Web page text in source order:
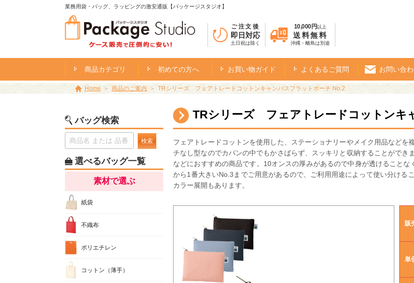
業務用袋・バッグ、ラッピングの激安通販【パッケージスタジオ】
ご注文後
即日対応
土日祝は除く
10,000円 以上
送料無料
沖縄・離島は別途
商品カテゴリ 初めての方へ お買い物ガイド よくあるご質問 お問い合
Home 商品のご案内 TRシリーズ フェアトレードコットンキャンバスフラットポーチ No.2
TRシリーズ フェアトレードコットンキ
フェアトレードコットンを使用した、ステーショナリーやメイク用品など
チなし型なのでカバンの中でもかさばらず、スッキリと収納することがで
などにおすすめの商品です。10オンスの厚みがあるので中身が透けること
から1番大きいNo.3までご用意があるので、ご利用用途によって使い分ける
カラー展開もあります。
販
単
バッグ検索
検索
選べるバッグ一覧
素材で選ぶ
紙袋
不織布
ポリエチレン
コットン（薄手）